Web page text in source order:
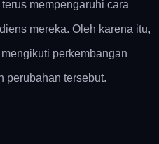
mempengaruhi cara
mereka. Oleh karena itu,
perkembangan
perubahan tersebut.